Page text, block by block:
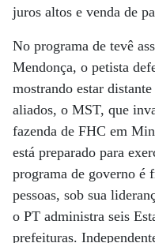
juros altos e venda de
No programa de tevê
Mendonça, o petista
mostrando estar
aliados, o MST, que
fazenda de FHC em
está preparado para
programa de governo é
pessoas, sob sua
o PT administra seis
prefeituras.